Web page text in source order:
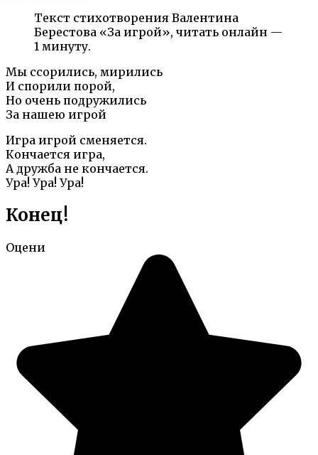
Текст стихотворения Валентина
Берестова «За игрой», читать онлайн —
1 минуту.
Мы ссорились, мирились
И спорили порой,
Но очень подружились
За нашею игрой
Игра игрой сменяется.
Кончается игра,
А дружба не кончается.
Ура! Ура! Ура!
Конец!
Оцени